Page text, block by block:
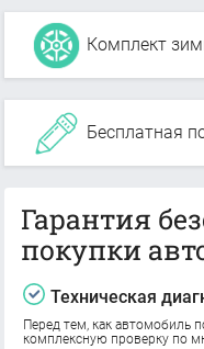
Комплект
Бесплатная
Гарантия
покупки
Техническая
Перед тем, как автомобиль
комплексную проверку по